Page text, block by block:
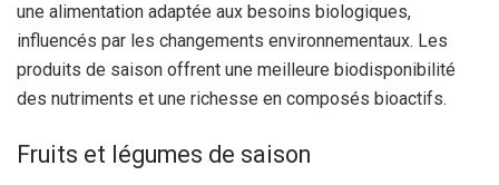
une alimentation adaptée aux besoins biologiques,
influencés par les changements environnementaux. Les
produits de saison offrent une meilleure biodisponibilité
des nutriments et une richesse en composés bioactifs.
Fruits et légumes de saison